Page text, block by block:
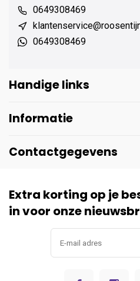
0649308469
0649308469
Handige links
Informatie
Contactgegevens
Extra korting op je
in voor onze